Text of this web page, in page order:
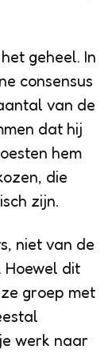
geheel. In
consensus
van de
dat hij
hem
die
zijn.
niet van de
Hoewel dit
groep met
werk naar